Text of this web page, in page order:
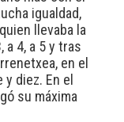
igualdad,
llevaba la
a 4, a 5 y tras
en el
diez. En el
su máxima